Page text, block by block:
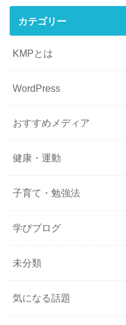
カテゴリー
KMPとは
WordPress
おすすめメディア
健康・運動
子育て・勉強法
学びブログ
未分類
気になる話題